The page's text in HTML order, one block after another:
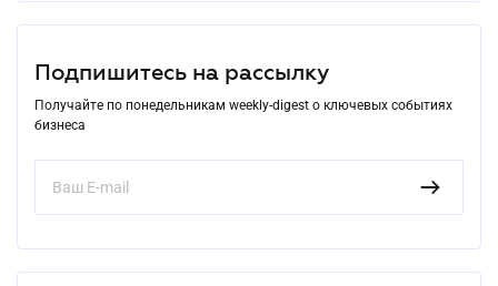
Подпишитесь на рассылку
Получайте по понедельникам weekly-digest о ключевых событиях
бизнеса